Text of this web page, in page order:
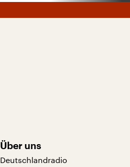
Über uns
Deutschlandradio